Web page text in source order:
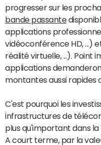
progresser sur les
bande passante
applications
vidéoconférence HD, ...)
réalité virtuelle, ...). Point
applications
montantes aussi rapides
C'est pourquoi les
infrastructures de
plus qu'important dans
A court terme, par la